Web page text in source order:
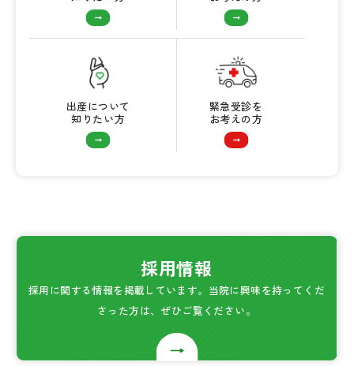
出産について
知りたい方
緊急受診を
お考えの方
採用情報
採用に関する情報を掲載しています。当院に興味を持ってくだ
さった方は、ぜひご覧ください。